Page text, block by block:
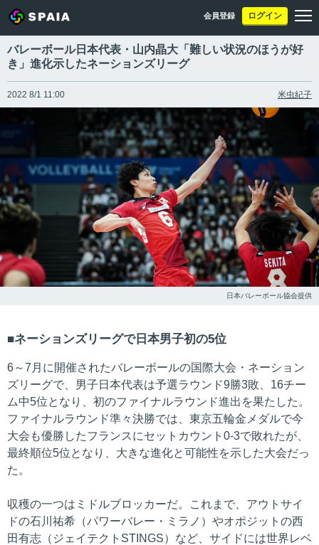
会員登録 ログイン
バレーボール日本代表・山内晶大「難しい状況のほうが好
き」進化示したネーションズリーグ
2022 8/1 11:00 米虫紀子
日本バレーボール協会提供
ネーションズリーグで日本男子初の5位
6～7月に開催されたバレーボールの国際大会・ネーション
ズリーグで、男子日本代表は予選ラウンド9勝3敗、16チー
ム中5位となり、初のファイナルラウンド進出を果たした。
ファイナルラウンド準々決勝では、東京五輪金メダルで今
大会も優勝したフランスにセットカウント0-3で敗れたが、
最終順位5位となり、大きな進化と可能性を示した大会だっ
た。
収穫の一つはミドルブロッカーだ。これまで、アウトサイ
ドの石川祐希（パワーバレー・ミラノ）やオポジットの西
田有志（ジェイテクトSTINGS）など、サイドには世界レベ